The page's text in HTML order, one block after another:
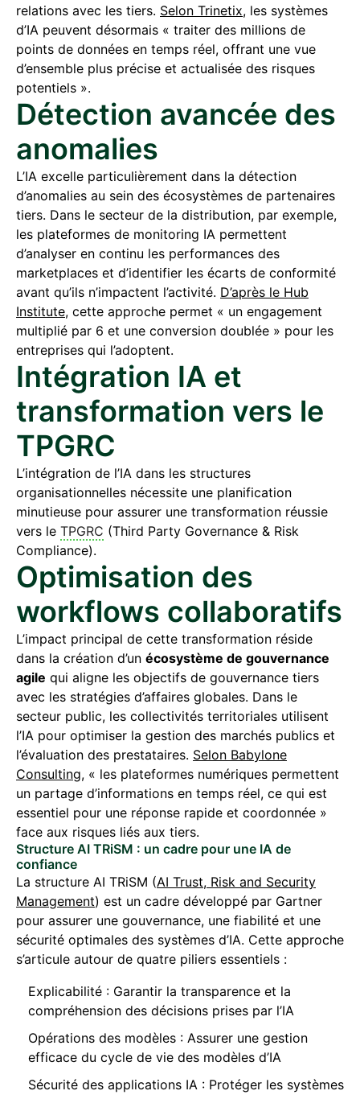
relations avec les tiers. Selon Trinetix, les systèmes
d’IA peuvent désormais « traiter des millions de
points de données en temps réel, offrant une vue
d’ensemble plus précise et actualisée des risques
potentiels ».
Détection avancée des
anomalies
L’IA excelle particulièrement dans la détection
d’anomalies au sein des écosystèmes de partenaires
tiers. Dans le secteur de la distribution, par exemple,
les plateformes de monitoring IA permettent
d’analyser en continu les performances des
marketplaces et d’identifier les écarts de conformité
avant qu’ils n’impactent l’activité. D’après le Hub
Institute, cette approche permet « un engagement
multiplié par 6 et une conversion doublée » pour les
entreprises qui l’adoptent.
Intégration IA et
transformation vers le
TPGRC
L’intégration de l’IA dans les structures
organisationnelles nécessite une planification
minutieuse pour assurer une transformation réussie
vers le TPGRC (Third Party Governance & Risk
Compliance).
Optimisation des
workflows collaboratifs
L’impact principal de cette transformation réside
dans la création d’un écosystème de gouvernance
agile qui aligne les objectifs de gouvernance tiers
avec les stratégies d’affaires globales. Dans le
secteur public, les collectivités territoriales utilisent
l’IA pour optimiser la gestion des marchés publics et
l’évaluation des prestataires. Selon Babylone
Consulting, « les plateformes numériques permettent
un partage d’informations en temps réel, ce qui est
essentiel pour une réponse rapide et coordonnée »
face aux risques liés aux tiers.
Structure AI TRiSM : un cadre pour une IA de
confiance
La structure AI TRiSM (AI Trust, Risk and Security
Management) est un cadre développé par Gartner
pour assurer une gouvernance, une fiabilité et une
sécurité optimales des systèmes d’IA. Cette approche
s’articule autour de quatre piliers essentiels :
Explicabilité : Garantir la transparence et la
compréhension des décisions prises par l’IA
Opérations des modèles : Assurer une gestion
efficace du cycle de vie des modèles d’IA
Sécurité des applications IA : Protéger les systèmes